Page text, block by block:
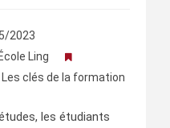
2023
Ling
Les clés de la formation
les étudiants